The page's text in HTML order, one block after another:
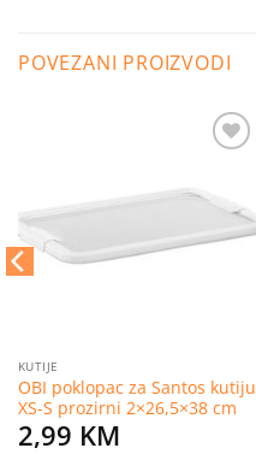
POVEZANI PROIZVODI
listu
želja
KUTIJE
OBI poklopac za Santos kutiju
XS-S prozirni 2×26,5×38 cm
2,99 KM